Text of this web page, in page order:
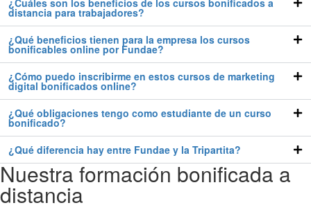
distancia para trabajadores?
¿Qué beneficios tienen para la empresa los cursos
bonificables online por Fundae?
¿Cómo puedo inscribirme en estos cursos de marketing
digital bonificados online?
¿Qué obligaciones tengo como estudiante de un curso
bonificado?
¿Qué diferencia hay entre Fundae y la Tripartita?
Nuestra formación bonificada a
distancia